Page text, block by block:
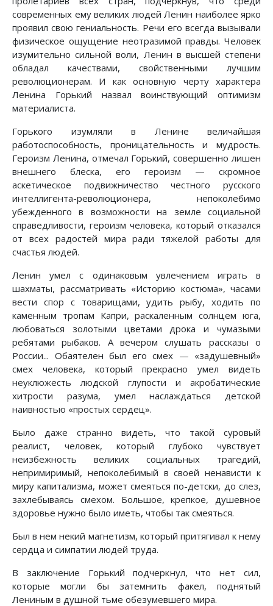
современных ему великих людей Ленин наиболее ярко
проявил свою гениальность. Речи его всегда вызывали
физическое ощущение неотразимой правды. Человек
изумительно сильной воли, Ленин в высшей степени
обладал качествами, свойственными лучшим
революционерам. И как основную черту характера
Ленина Горький назвал воинствующий оптимизм
материалиста.
Горького изумляли в Ленине величайшая
работоспособность, проницательность и мудрость.
Героизм Ленина, отмечал Горький, совершенно лишен
внешнего блеска, его героизм — скромное
аскетическое подвижничество честного русского
интеллигента-революционера, непоколебимо
убежденного в возможности на земле социальной
справедливости, героизм человека, который отказался
от всех радостей мира ради тяжелой работы для
счастья людей.
Ленин умел с одинаковым увлечением играть в
шахматы, рассматривать «Историю костюма», часами
вести спор с товарищами, удить рыбу, ходить по
каменным тропам Капри, раскаленным солнцем юга,
любоваться золотыми цветами дрока и чумазыми
ребятами рыбаков. А вечером слушать рассказы о
России... Обаятелен был его смех — «задушевный»
смех человека, который прекрасно умел видеть
неуклюжесть людской глупости и акробатические
хитрости разума, умел наслаждаться детской
наивностью «простых сердец».
Было даже странно видеть, что такой суровый
реалист, человек, который глубоко чувствует
неизбежность великих социальных трагедий,
непримиримый, непоколебимый в своей ненависти к
миру капитализма, может смеяться по-детски, до слез,
захлебываясь смехом. Большое, крепкое, душевное
здоровье нужно было иметь, чтобы так смеяться.
Был в нем некий магнетизм, который притягивал к нему
сердца и симпатии людей труда.
В заключение Горький подчеркнул, что нет сил,
которые могли бы затемнить факел, поднятый
Лениным в душной тьме обезумевшего мира.